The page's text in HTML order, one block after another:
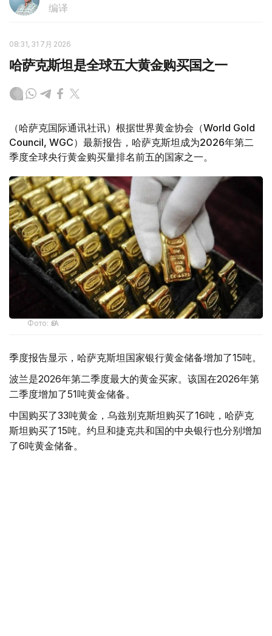
编译
08:31, 31 7月 2026
哈萨克斯坦是全球五大黄金购买国之一
（哈萨克国际通讯社讯）根据世界黄金协会（World Gold
Council, WGC）最新报告，哈萨克斯坦成为2026年第二
季度全球央行黄金购买量排名前五的国家之一。
Фото: ӨзА
季度报告显示，哈萨克斯坦国家银行黄金储备增加了15吨。
波兰是2026年第二季度最大的黄金买家。该国在2026年第
二季度增加了51吨黄金储备。
中国购买了33吨黄金，乌兹别克斯坦购买了16吨，哈萨克
斯坦购买了15吨。约旦和捷克共和国的中央银行也分别增加
了6吨黄金储备。